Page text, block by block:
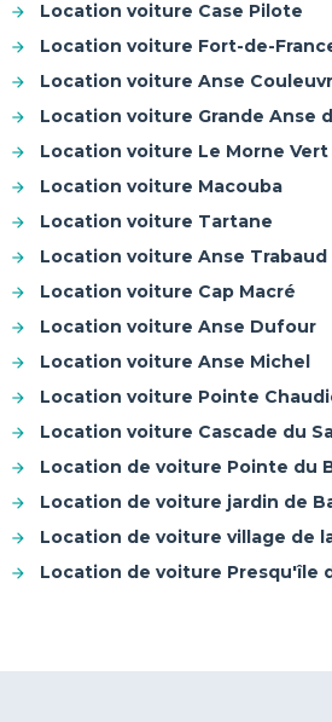
Location voiture Case Pilote
Location voiture Fort-de-
Location voiture Anse
Location voiture Grande Anse
Location voiture Le Morne Vert
Location voiture Macouba
Location voiture Tartane
Location voiture Anse Trabaud
Location voiture Cap Macré
Location voiture Anse Dufour
Location voiture Anse Michel
Location voiture Pointe
Location voiture Cascade du
Location de voiture Pointe du
Location de voiture jardin de
Location de voiture village de
Location de voiture Presqu'île